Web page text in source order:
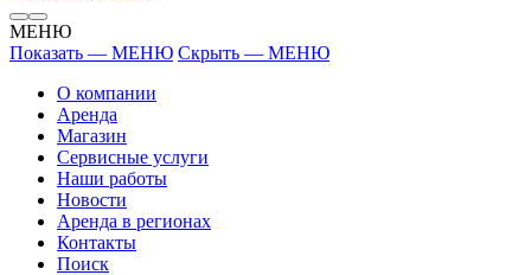
МЕНЮ
Показать — МЕНЮ Скрыть — МЕНЮ
О компании
Аренда
Магазин
Сервисные услуги
Наши работы
Новости
Аренда в регионах
Контакты
Поиск